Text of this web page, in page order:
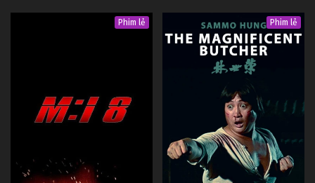
Phim lẻ Phim lẻ